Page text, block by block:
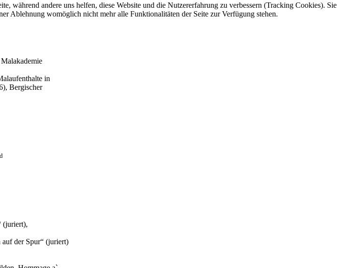
in
Bergischer
(juriert),
der Spur“ (juriert)
während andere uns helfen, diese Website und die Nutzererfahrung zu verbessern (Tracking Cookies). Sie
Ablehnung womöglich nicht mehr alle Funktionalitäten der Seite zur Verfügung stehen.